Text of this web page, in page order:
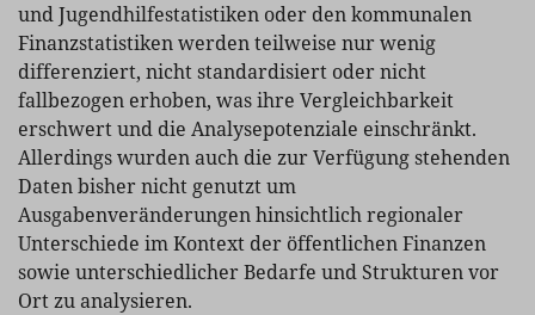
und Jugendhilfestatistiken oder den kommunalen
Finanzstatistiken werden teilweise nur wenig
differenziert, nicht standardisiert oder nicht
fallbezogen erhoben, was ihre Vergleichbarkeit
erschwert und die Analysepotenziale einschränkt.
Allerdings wurden auch die zur Verfügung stehenden
Daten bisher nicht genutzt um
Ausgabenveränderungen hinsichtlich regionaler
Unterschiede im Kontext der öffentlichen Finanzen
sowie unterschiedlicher Bedarfe und Strukturen vor
Ort zu analysieren.